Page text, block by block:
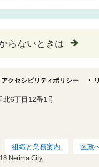
らないときは
アクセシビリティポリシー
6丁目12番1号
組織と業務案内 区政
Nerima City.